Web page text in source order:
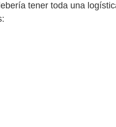
tener toda una